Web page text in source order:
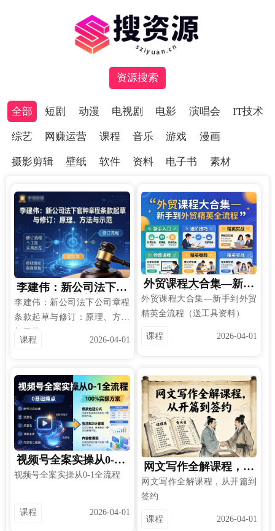
资源搜索
全部 短剧 动漫 电视剧 电影 演唱会 IT技术
综艺 网赚运营 课程 音乐 游戏 漫画
摄影剪辑 壁纸 软件 资料 电子书 素材
李建伟：新公司法下公
司章程条款起草与修
订：原理、方法与示范
李建伟：新公司法下公司章程
条款起草与修订：原理、方法
课程 2026-04-01
外贸课程大合集—新手
到外贸精英全流程（送
工具资料）
外贸课程大合集—新手到外贸
精英全流程（送工具资料）
课程 2026-04-01
视频号全案实操从0-1
全流程
视频号全案实操从0-1全流程
课程 2026-04-01
网文写作全解课程，从
开篇到签约
网文写作全解课程，从开篇到
签约
课程 2026-04-01